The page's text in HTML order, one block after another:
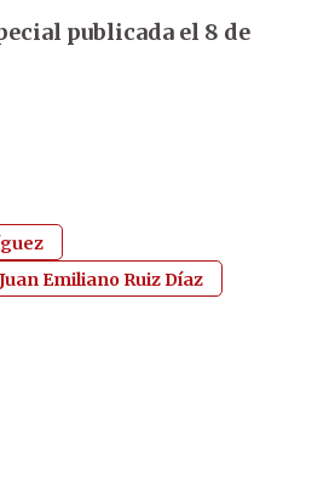
publicada el 8 de
Juan Emiliano Ruiz Díaz